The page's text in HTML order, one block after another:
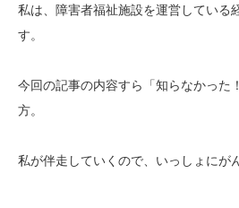
私は、障害者福祉施設を運営している
す。
今回の記事の内容すら「知らなかった
方。
私が伴走していくので、いっしょにが